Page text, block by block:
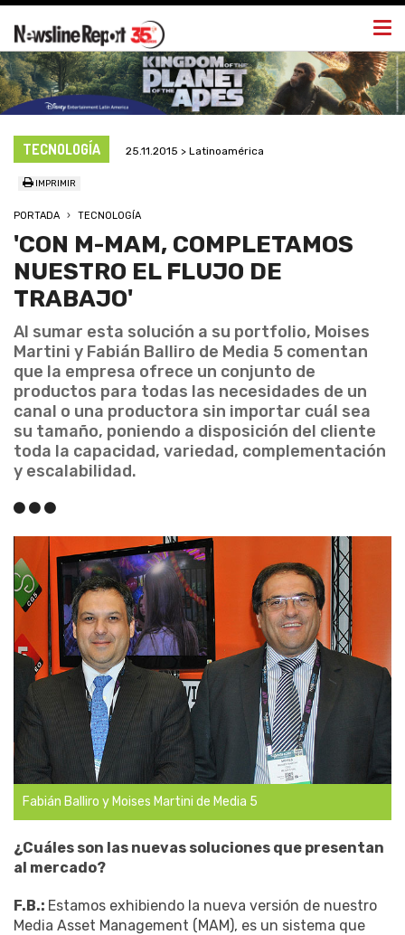
TECNOLOGÍA 25.11.2015 > Latinoamérica
IMPRIMIR
PORTADA TECNOLOGÍA
'CON M-MAM, COMPLETAMOS
NUESTRO EL FLUJO DE
TRABAJO'
Al sumar esta solución a su portfolio, Moises
Martini y Fabián Balliro de Media 5 comentan
que la empresa ofrece un conjunto de
productos para todas las necesidades de un
canal o una productora sin importar cuál sea
su tamaño, poniendo a disposición del cliente
toda la capacidad, variedad, complementación
y escalabilidad.
Fabián Balliro y Moises Martini de Media 5
¿Cuáles son las nuevas soluciones que presentan
al mercado?
F.B.: Estamos exhibiendo la nueva versión de nuestro
Media Asset Management (MAM), es un sistema que